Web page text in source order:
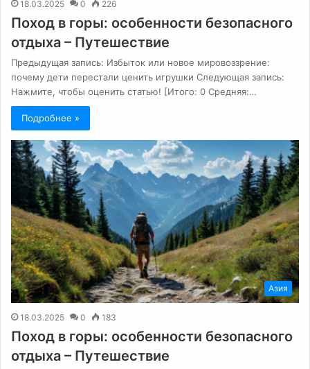
18.03.2025 0 226
Поход в горы: особенности безопасного
отдыха – Путешествие
Предыдущая запись: Избыток или новое мировоззрение:
почему дети перестали ценить игрушки Следующая запись:
Нажмите, чтобы оценить статью! [Итого: 0 Средняя:…
Подробнее »
Азия
18.03.2025 0 183
Поход в горы: особенности безопасного
отдыха – Путешествие